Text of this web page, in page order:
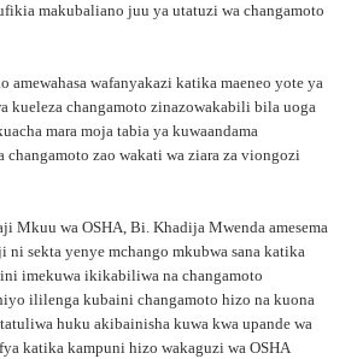
makubaliano juu ya utatuzi wa changamoto
amewahasa wafanyakazi katika maeneo yote ya
kueleza changamoto zinazowakabili bila uoga
mara moja tabia ya kuwaandama
changamoto zao wakati wa ziara za viongozi
Mkuu wa OSHA, Bi. Khadija Mwenda amesema
ni sekta yenye mchango mkubwa sana katika
imekuwa ikikabiliwa na changamoto
ililenga kubaini changamoto hizo na kuona
huku akibainisha kuwa kwa upande wa
katika kampuni hizo wakaguzi wa OSHA